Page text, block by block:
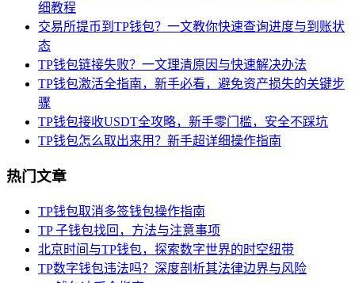
细教程
交易所提币到TP钱包？一文教你快速查询进度与到账状
态
TP钱包链接失败？一文理清原因与快速解决办法
TP钱包激活全指南，新手必看，避免资产损失的关键步
骤
TP钱包接收USDT全攻略，新手零门槛，安全不踩坑
TP钱包怎么取出来用？新手超详细操作指南
热门文章
TP钱包取消多签钱包操作指南
TP 子钱包找回，方法与注意事项
北京时间与TP钱包，探索数字世界的时空纽带
TP数字钱包违法吗？深度剖析其法律边界与风险